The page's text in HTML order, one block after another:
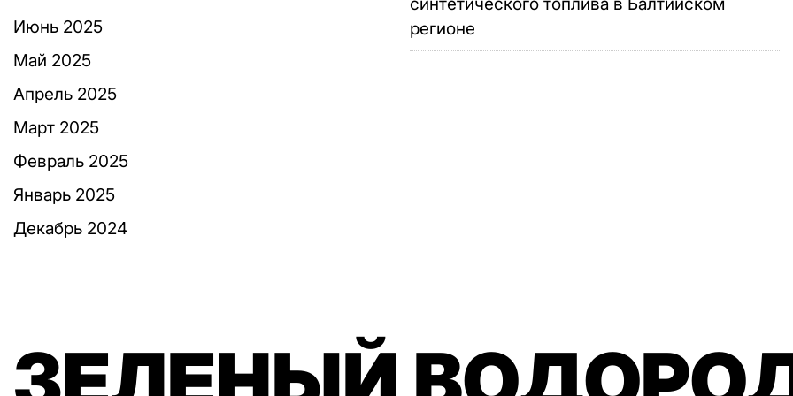
Июнь 2025
Май 2025
Апрель 2025
Март 2025
Февраль 2025
Январь 2025
Декабрь 2024
регионе